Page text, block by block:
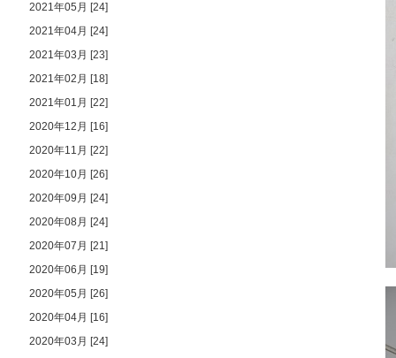
2021年05月 [24]
2021年04月 [24]
2021年03月 [23]
2021年02月 [18]
2021年01月 [22]
2020年12月 [16]
2020年11月 [22]
2020年10月 [26]
2020年09月 [24]
2020年08月 [24]
2020年07月 [21]
2020年06月 [19]
2020年05月 [26]
2020年04月 [16]
2020年03月 [24]